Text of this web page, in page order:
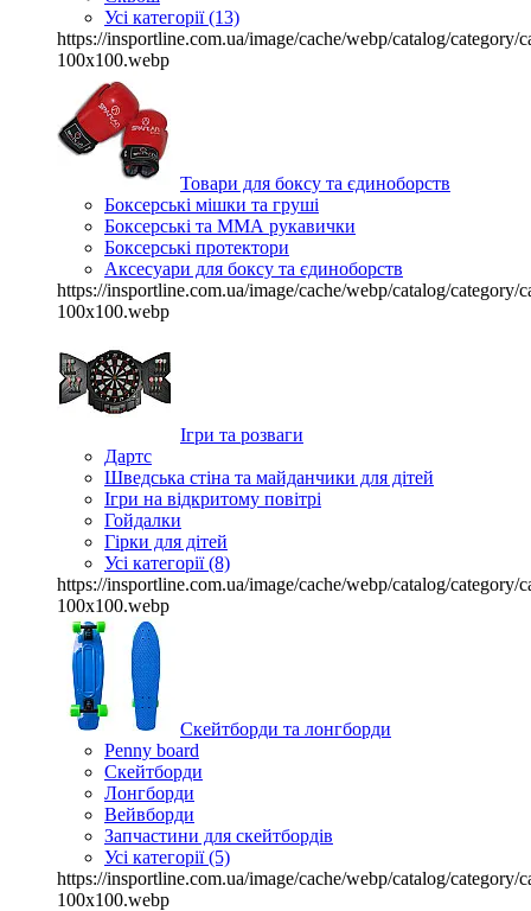
Усі категорії (13)
https://insportline.com.ua/image/cache/webp/catalog/category/
100x100.webp
Товари для боксу та єдиноборств
Боксерські мішки та груші
Боксерські та ММА рукавички
Боксерські протектори
Аксесуари для боксу та єдиноборств
https://insportline.com.ua/image/cache/webp/catalog/category/
100x100.webp
Ігри та розваги
Дартс
Шведська стіна та майданчики для дітей
Ігри на відкритому повітрі
Гойдалки
Гірки для дітей
Усі категорії (8)
https://insportline.com.ua/image/cache/webp/catalog/category/
100x100.webp
Скейтборди та лонгборди
Penny board
Скейтборди
Лонгборди
Вейвборди
Запчастини для скейтбордів
Усі категорії (5)
https://insportline.com.ua/image/cache/webp/catalog/category/
100x100.webp